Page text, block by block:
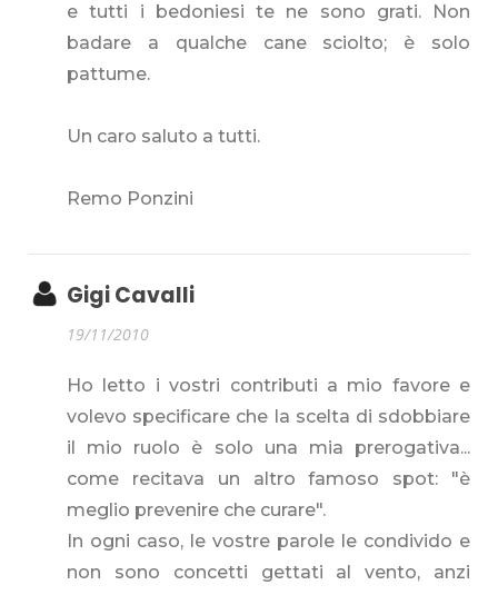
e tutti i bedoniesi te ne sono grati. Non
badare a qualche cane sciolto; è solo
pattume.
Un caro saluto a tutti.
Remo Ponzini
Gigi Cavalli
19/11/2010
Ho letto i vostri contributi a mio favore e
volevo specificare che la scelta di sdobbiare
il mio ruolo è solo una mia prerogativa...
come recitava un altro famoso spot: "è
meglio prevenire che curare".
In ogni caso, le vostre parole le condivido e
non sono concetti gettati al vento, anzi